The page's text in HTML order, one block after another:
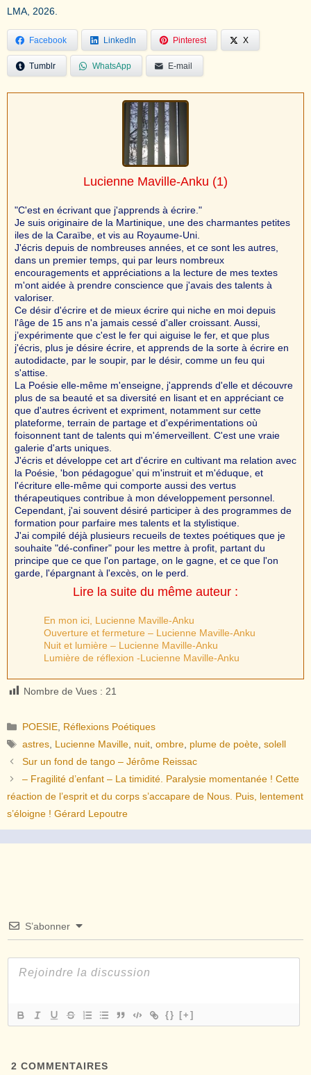
LMA, 2026.
Facebook LinkedIn Pinterest X
Tumblr WhatsApp E-mail
Lucienne Maville-Anku (1)
"C'est en écrivant que j'apprends à écrire."
Je suis originaire de la Martinique, une des charmantes petites
iles de la Caraïbe, et vis au Royaume-Uni.
J'écris depuis de nombreuses années, et ce sont les autres,
dans un premier temps, qui par leurs nombreux
encouragements et appréciations a la lecture de mes textes
m'ont aidée à prendre conscience que j'avais des talents à
valoriser.
Ce désir d'écrire et de mieux écrire qui niche en moi depuis
l'âge de 15 ans n'a jamais cessé d'aller croissant. Aussi,
j’expérimente que c'est le fer qui aiguise le fer, et que plus
j'écris, plus je désire écrire, et apprends de la sorte à écrire en
autodidacte, par le soupir, par le désir, comme un feu qui
s'attise.
La Poésie elle-même m'enseigne, j'apprends d'elle et découvre
plus de sa beauté et sa diversité en lisant et en appréciant ce
que d'autres écrivent et expriment, notamment sur cette
plateforme, terrain de partage et d'expérimentations où
foisonnent tant de talents qui m'émerveillent. C'est une vraie
galerie d'arts uniques.
J'écris et développe cet art d'écrire en cultivant ma relation avec
la Poésie, 'bon pédagogue’ qui m'instruit et m'éduque, et
l'écriture elle-même qui comporte aussi des vertus
thérapeutiques contribue à mon développement personnel.
Cependant, j'ai souvent désiré participer à des programmes de
formation pour parfaire mes talents et la stylistique.
J'ai compilé déjà plusieurs recueils de textes poétiques que je
souhaite "dé-confiner" pour les mettre à profit, partant du
principe que ce que l'on partage, on le gagne, et ce que l'on
garde, l'épargnant à l'excès, on le perd.
Lire la suite du même auteur :
En mon ici, Lucienne Maville-Anku
Ouverture et fermeture – Lucienne Maville-Anku
Nuit et lumière – Lucienne Maville-Anku
Lumière de réflexion -Lucienne Maville-Anku
Nombre de Vues : 21
Catégories
POESIE Réflexions Poétiques
Étiquettes
astres Lucienne Maville nuit ,ombre plume de poète ,solell
Sur un fond de tango – Jérôme Reissac
– Fragilité d’enfant – La timidité. Paralysie momentanée ! Cette
réaction de l’esprit et du corps s’accapare de Nous. Puis, lentement
s’éloigne ! Gérard Lepoutre
S’abonner
{} [+]
2 COMMENTAIRES